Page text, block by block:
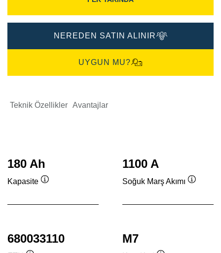
NEREDEN SATIN ALINIR
UYGUN MU?
Teknik Özellikler Avantajlar
180 Ah
Kapasite
1100 A
Soğuk Marş Akımı
680033110 M7